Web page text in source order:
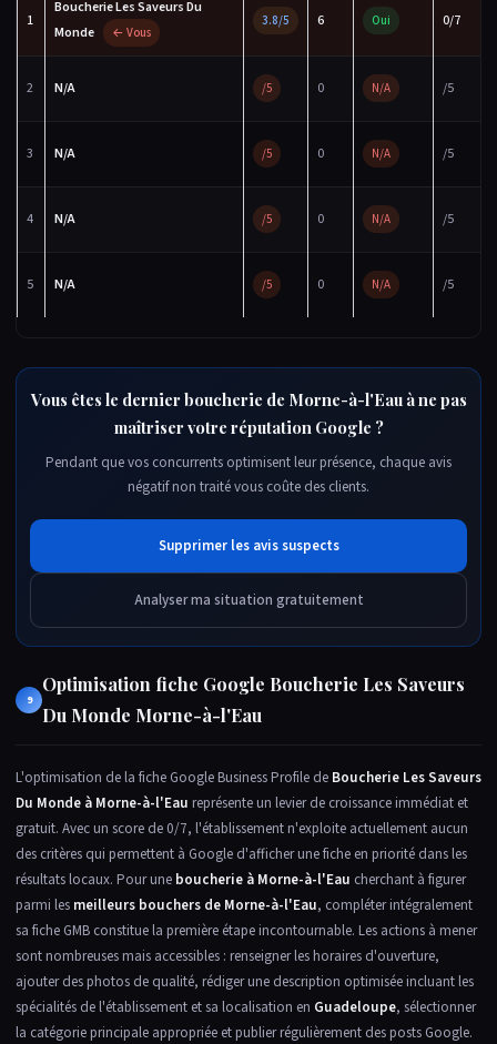
1
Boucherie Les Saveurs Du
Monde
← Vous
3.8/5 6 Oui 0/7
2 N/A /5 0 N/A /5
3 N/A /5 0 N/A /5
4 N/A /5 0 N/A /5
5 N/A /5 0 N/A /5
Vous êtes le dernier boucherie de Morne-à-l'Eau à ne pas
maîtriser votre réputation Google ?
Pendant que vos concurrents optimisent leur présence, chaque avis
négatif non traité vous coûte des clients.
Supprimer les avis suspects
Analyser ma situation gratuitement
9
Optimisation fiche Google Boucherie Les Saveurs
Du Monde Morne-à-l'Eau
L'optimisation de la fiche Google Business Profile de Boucherie Les Saveurs
Du Monde à Morne-à-l'Eau représente un levier de croissance immédiat et
gratuit. Avec un score de 0/7, l'établissement n'exploite actuellement aucun
des critères qui permettent à Google d'afficher une fiche en priorité dans les
résultats locaux. Pour une boucherie à Morne-à-l'Eau cherchant à figurer
parmi les meilleurs bouchers de Morne-à-l'Eau, compléter intégralement
sa fiche GMB constitue la première étape incontournable. Les actions à mener
sont nombreuses mais accessibles : renseigner les horaires d'ouverture,
ajouter des photos de qualité, rédiger une description optimisée incluant les
spécialités de l'établissement et sa localisation en Guadeloupe, sélectionner
la catégorie principale appropriée et publier régulièrement des posts Google.